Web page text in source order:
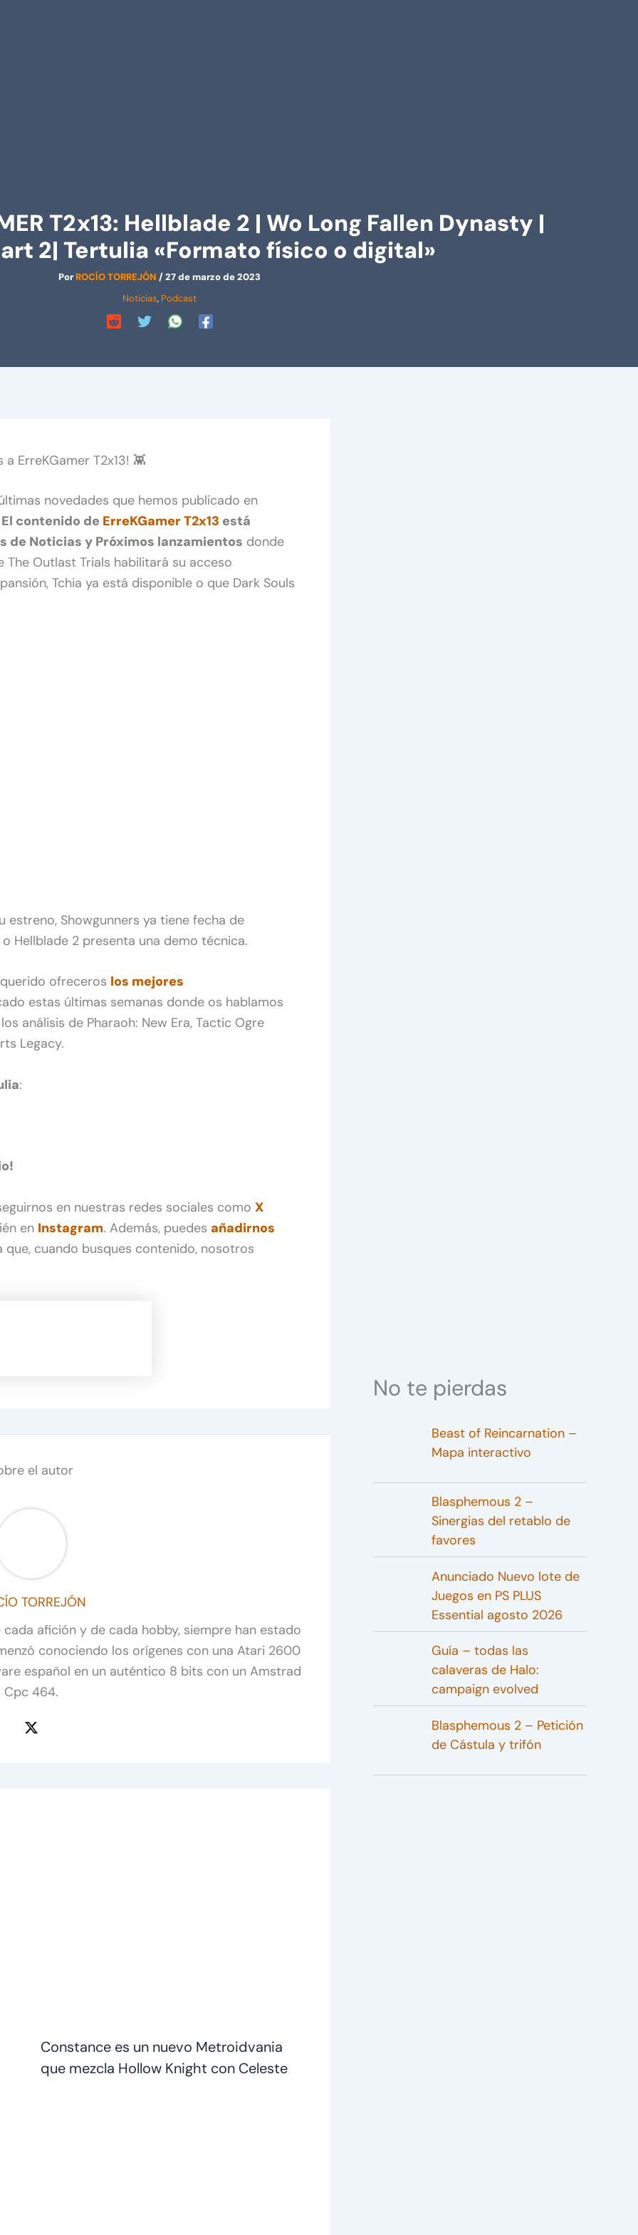
T2x13: Hellblade 2 | Wo Long Fallen Dynasty |
2| Tertulia «Formato físico o digital»
PorROCÍO TORREJÓN /27 de marzo de 2023
Noticias, Podcast
a ErreKGamer T2x13! 👾
novedades que hemos publicado en
El contenido de ErreKGamer T2x13 está
Noticias y Próximos lanzamientos donde
Outlast Trials habilitará su acceso
Tchia ya está disponible o que Dark Souls
estreno, Showgunners ya tiene fecha de
Hellblade 2 presenta una demo técnica.
ofreceros los mejores
estas últimas semanas donde os hablamos
análisis de Pharaoh: New Era, Tactic Ogre
Legacy.
:
en nuestras redes sociales como X
en Instagram. Además, puedes añadirnos
cuando busques contenido, nosotros
el autor
TORREJÓN
afición y de cada hobby, siempre han estado
conociendo los orígenes con una Atari 2600
español en un auténtico 8 bits con un Amstrad
Cpc 464.
Constance es un nuevo Metroidvania
que mezcla Hollow Knight con Celeste
No te pierdas
Beast of Reincarnation –
Mapa interactivo
Blasphemous 2 –
Sinergias del retablo de
favores
Anunciado Nuevo lote de
Juegos en PS PLUS
Essential agosto 2026
Guía – todas las
calaveras de Halo:
campaign evolved
Blasphemous 2 – Petición
de Cástula y trifón